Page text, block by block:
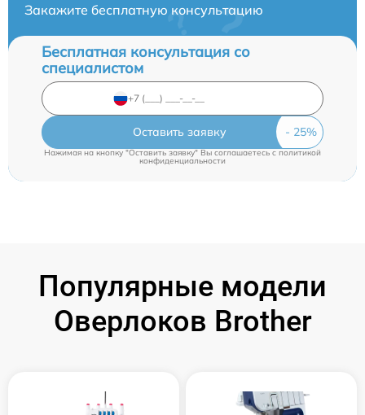
Закажите бесплатную консультацию
Бесплатная консультация со
специалистом
Оставить заявку
Нажимая на кнопку "Оставить заявку" Вы соглашаетесь cполитикой
конфиденциальности
Популярные модели
Оверлоков Brother